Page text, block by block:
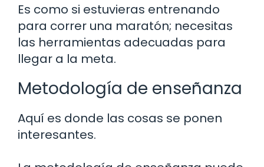
Es como si estuvieras entrenando
para correr una maratón; necesitas
las herramientas adecuadas para
llegar a la meta.
Metodología de enseñanza
Aquí es donde las cosas se ponen
interesantes.